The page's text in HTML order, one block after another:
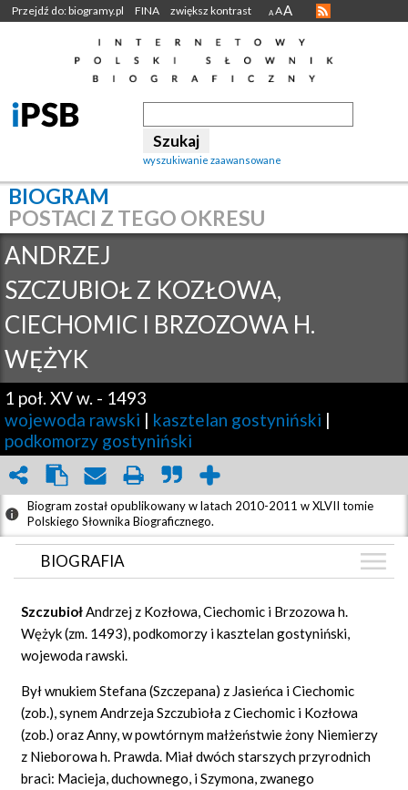
Przejdź do: biogramy.pl FINA zwiększ kontrast A AA
wyszukiwanie zaawansowane
BIOGRAM
POSTACI Z TEGO OKRESU
ANDRZEJ
SZCZUBIOŁ Z KOZŁOWA,
CIECHOMIC I BRZOZOWA H.
WĘŻYK
1 poł. XV w. - 1493
wojewoda rawski | kasztelan gostyniński |
podkomorzy gostyniński
Biogram został opublikowany w latach 2010-2011 w XLVII tomie
Polskiego Słownika Biograficznego.
BIOGRAFIA
GRAF POWIĄZAŃ
DYSKUSJA
SzczubiołAndrzej z Kozłowa, Ciechomic i Brzozowa h.
Wężyk (zm. 1493), podkomorzy i kasztelan gostyniński,
wojewoda rawski.
Był wnukiem Stefana (Szczepana) z Jasieńca i Ciechomic
(zob.), synem Andrzeja Szczubioła z Ciechomic i Kozłowa
(zob.) oraz Anny, w powtórnym małżeństwie żony Niemierzy
z Nieborowa h. Prawda. Miał dwóch starszych przyrodnich
braci: Macieja, duchownego, i Szymona, zwanego